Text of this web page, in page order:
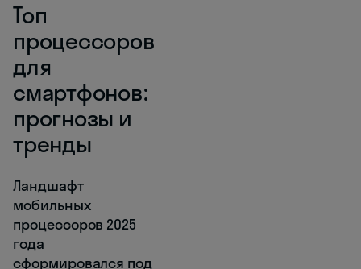
Топ
процессоров
для
смартфонов:
прогнозы и
тренды
Ландшафт
мобильных
процессоров 2025
года
сформировался под